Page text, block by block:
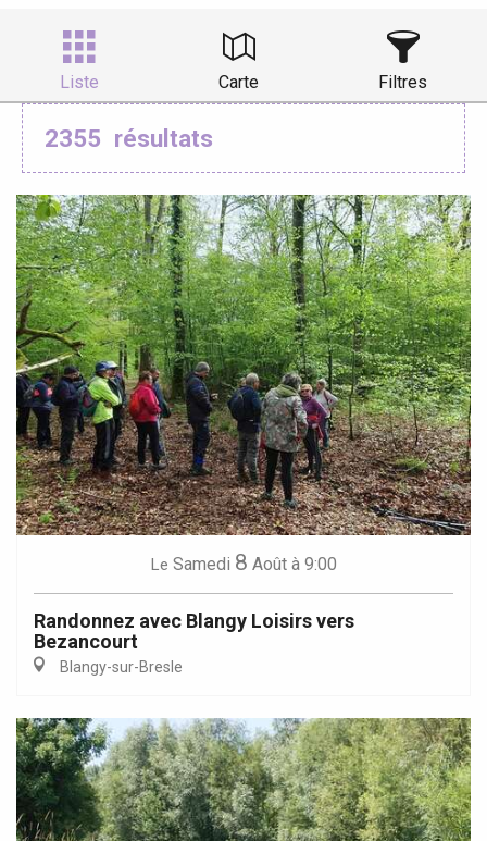
Liste Carte Filtres
2355 résultats
Le Samedi 8 Août à 9:00
Randonnez avec Blangy Loisirs vers
Bezancourt
Blangy-sur-Bresle